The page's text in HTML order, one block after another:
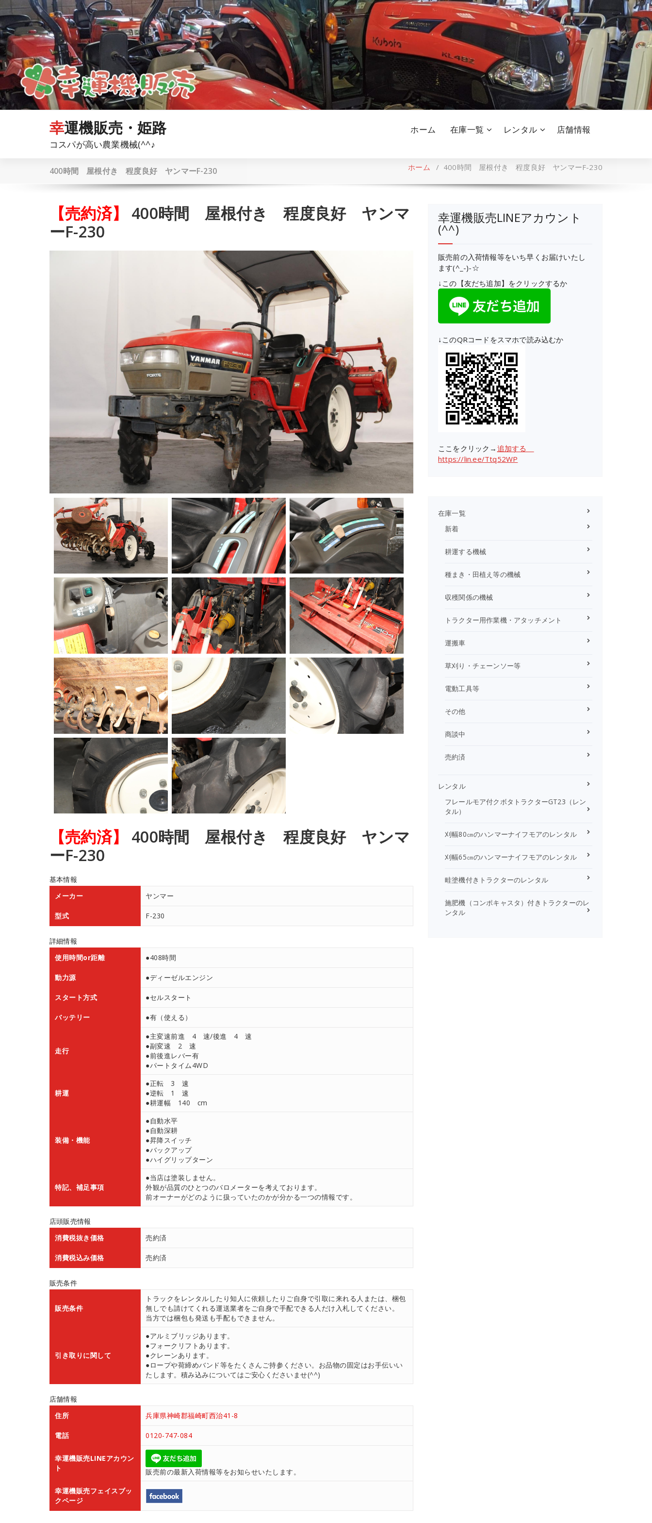
ン
テ
ン
ツ
へ
ス
キ
プ
幸運機販売・姫路
コスパが高い農業機械(^^♪
ホーム 在庫一覧 レンタル 店舗情報
400時間 屋根付き 程度良好 ヤンマーF-230 ホーム / 400時間 屋根付き 程度良好 ヤンマーF-230
【売約済】
400時間 屋根付き 程度良好 ヤンマ
ーF-230
【売約済】
400時間 屋根付き 程度良好 ヤンマ
ーF-230
基本情報
メーカー
ヤンマー
型式 F-230
詳細情報
使用時間or距離
●408時間
動力源 ●ディーゼルエンジン
スタート方式 ●セルスタート
バッテリー ●有（使える）
走行
●主変速前進 4 速/後進 4 速
●副変速 2 速
●前後進レバー有
●パートタイム4WD
耕運
●正転 3 速
●逆転 1 速
●耕運幅 140 cm
装備・機能
●自動水平
●自動深耕
●昇降スイッチ
●バックアップ
●ハイグリップターン
特記、補足事項
●当店は塗装しません。
外観が品質のひとつのバロメーターを考えております。
前オーナーがどのように扱っていたのかが分かる一つの情報です。
店頭販売情報
消費税抜き価格
売約済
消費税込み価格 売約済
販売条件
販売条件
トラックをレンタルしたり知人に依頼したりご自身で引取に来れる人または、梱包
無しでも請けてくれる運送業者をご自身で手配できる人だけ入札してください。
当方では梱包も発送も手配もできません。
引き取りに関して
●アルミブリッジあります。
●フォークリフトあります。
●クレーンあります。
●ロープや荷締めバンド等をたくさんご持参ください。お品物の固定はお手伝いい
たします。積み込みについてはご安心くださいませ(^^)
店舗情報
住所
兵庫県神崎郡福崎町西治41-8
電話 0120-747-084
幸運機販売LINEアカウン
ト
販売前の最新入荷情報等をお知らせいたします。
幸運機販売フェイスブッ
クページ
幸運機販売LINEアカウント
(^^)
販売前の入荷情報等をいち早くお届けいたし
ます(^_-)-☆
↓この【友だち追加】をクリックするか
↓このQRコードをスマホで読み込むか
ここをクリック→ 追加する
https://lin.ee/Ttq52WP
在庫一覧
新着
耕運する機械
種まき・田植え等の機械
収穫関係の機械
トラクター用作業機・アタッチメント
運搬車
草刈り・チェーンソー等
電動工具等
その他
商談中
売約済
レンタル
フレールモア付クボタトラクターGT23（レン
タル）
刈幅80㎝のハンマーナイフモアのレンタル
刈幅65㎝のハンマーナイフモアのレンタル
畦塗機付きトラクターのレンタル
施肥機（コンポキャスタ）付きトラクターのレ
ンタル